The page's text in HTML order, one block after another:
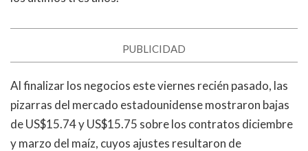
PUBLICIDAD
Al finalizar los negocios este viernes recién pasado, las
pizarras del mercado estadounidense mostraron bajas
de US$15.74 y US$15.75 sobre los contratos diciembre
y marzo del maíz, cuyos ajustes resultaron de